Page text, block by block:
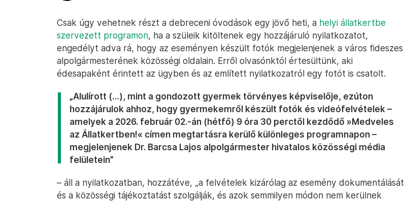
Csak úgy vehetnek részt a debreceni óvodások egy jövő heti, a helyi állatkertbe
szervezett programon, ha a szüleik kitöltenek egy hozzájáruló nyilatkozatot,
engedélyt adva rá, hogy az eseményen készült fotók megjelenjenek a város fideszes
alpolgármesterének közösségi oldalain. Erről olvasónktól értesültünk, aki
édesapaként érintett az ügyben és az említett nyilatkozatról egy fotót is csatolt.
„Alulírott (…), mint a gondozott gyermek törvényes képviselője, ezúton
hozzájárulok ahhoz, hogy gyermekemről készült fotók és videófelvételek –
amelyek a 2026. február 02.-án (hétfő) 9 óra 30 perctől kezdődő »Medveles
az Állatkertben!« címen megtartásra kerülő különleges programnapon –
megjelenjenek Dr. Barcsa Lajos alpolgármester hivatalos közösségi média
felületein”
– áll a nyilatkozatban, hozzátéve, „a felvételek kizárólag az esemény dokumentálását
és a közösségi tájékoztatást szolgálják, és azok semmilyen módon nem kerülnek